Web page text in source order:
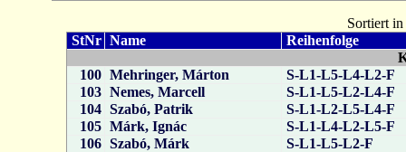
Sortiert
StNr Name
Reihenfolge
100 Mehringer, Márton
S-L1-L5-L4-L2-F
103 Nemes, Marcell
S-L1-L5-L2-L4-F
104 Szabó, Patrik
S-L1-L2-L5-L4-F
105 Márk, Ignác
S-L1-L4-L2-L5-F
106 Szabó, Márk
S-L1-L5-L2-F